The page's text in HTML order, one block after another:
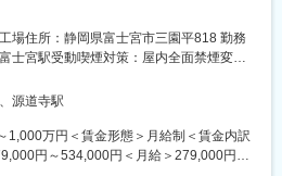
融合し、新しい治療のソリューションと
心となって携わることができます。ま
据え、海外拠点との協働、国際規格への
点も身につけられます。
テルモの工場で最も歴史のある工場で
る工場】
の体温計や血圧計から、病院用の体温
、さらには、専用のディスポーザブル製
ネーション製品、超音波や光による血管
装置など、医療用電気機器（ME機器）に
場住所：静岡県富士宮市三園平818 勤務
士宮駅受動喫煙対策：屋内全面禁煙変更
業所（リモートワーク含む）
源道寺駅
1,000万円＜賃金形態＞月給制＜賃金内訳
円～534,000円＜月給＞279,000円～